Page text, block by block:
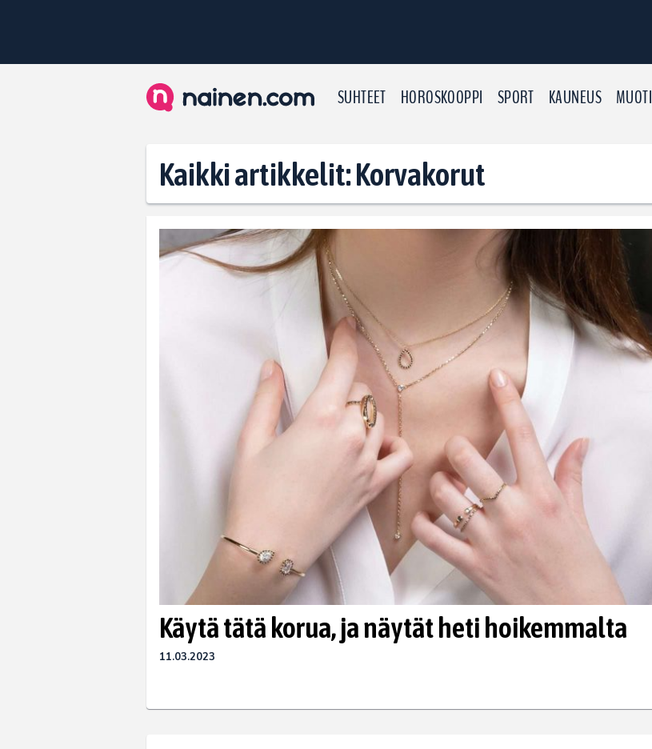
SUHTEET HOROSKOOPPI SPORT KAUNEUS MUOTI
Kaikki artikkelit: Korvakorut
Käytä tätä korua, ja näytät heti hoikemmalta
11.03.2023